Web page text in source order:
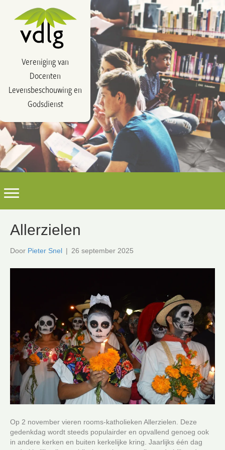
Vereniging van
Docenten
Levensbeschouwing en
Godsdienst
Allerzielen
Door Pieter Snel | 26 september 2025
Op 2 november vieren rooms-katholieken Allerzielen. Deze
gedenkdag wordt steeds populairder en opvallend genoeg ook
in andere kerken en buiten kerkelijke kring. Jaarlijks één dag